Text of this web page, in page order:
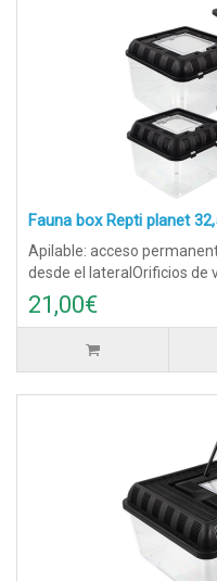
Fauna box Repti planet
Apilable: acceso
desde el lateralOrificios de
21,00€